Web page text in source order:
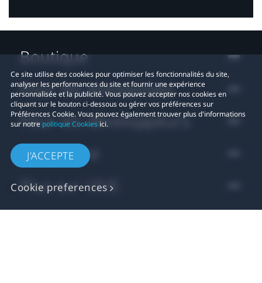
Ce site utilise des cookies pour optimiser les fonctionnalités du site,
analyser les performances du site et fournir une expérience
personnalisée et la publicité. Vous pouvez accepter nos cookies en
cliquant sur le bouton ci-dessous ou gérer vos préférences sur
Préférences Cookie. Vous pouvez également trouver plus d'informations
sur notre politique Cookies ici.
J'ACCEPTE
Cookie preferences
Boutique
Pour les entreprises
Pour les développeurs
Assistance
Plus sur VIVE